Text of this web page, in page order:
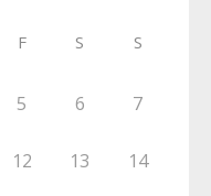
F S S
5 6 7
12 13 14